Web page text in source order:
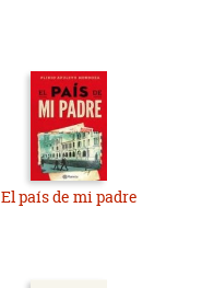
El país de mi padre